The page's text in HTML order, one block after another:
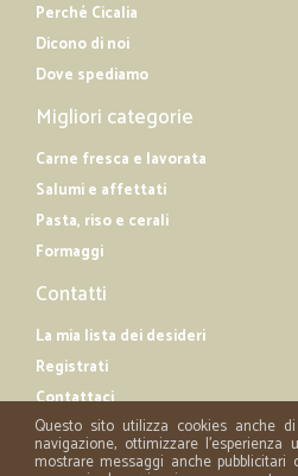
Perché Cicalia
Dicono di noi
Dove spediamo
Migliori categorie
Carne fresca e lavorata
Salumi e affettati
Pasta, riso e cerali
Formaggi
Contatti
La mia lista dei desideri
Registrati
Contattaci
Questo sito utilizza cookies anche
navigazione, ottimizzare
mostrare messaggi anche pubblicitari